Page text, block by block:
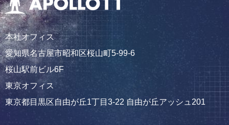
本社オフィス
愛知県名古屋市昭和区桜山町5-99-6
桜山駅前ビル6F
東京オフィス
東京都目黒区自由が丘1丁目3-22 自由が丘アッシュ201